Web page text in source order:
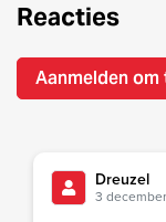
Reacties
Aanmelden om
Dreuzel
3